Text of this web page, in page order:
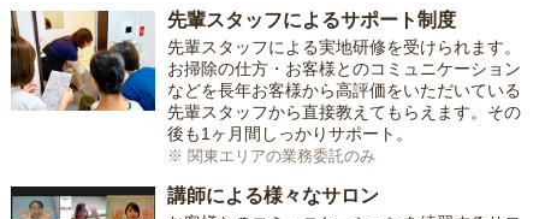
先輩スタッフによるサポート制度
先輩スタッフによる実地研修を受けられます。
お掃除の仕方・お客様とのコミュニケーション
などを長年お客様から高評価をいただいている
先輩スタッフから直接教えてもらえます。その
後も1ヶ月間しっかりサポート。
※ 関東エリアの業務委託のみ
講師による様々なサロン